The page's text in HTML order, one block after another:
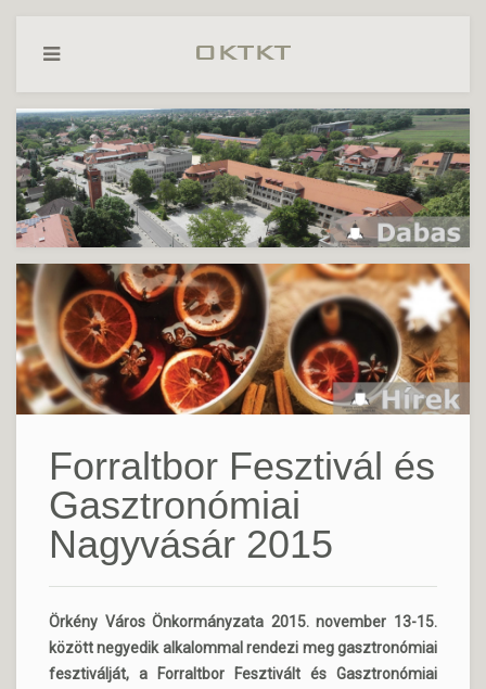
Forraltbor Fesztivál és
Gasztronómiai
Nagyvásár 2015
Örkény Város Önkormányzata 2015. november 13-15.
között negyedik alkalommal rendezi meg gasztronómiai
fesztiválját, a Forraltbor Fesztivált és Gasztronómiai